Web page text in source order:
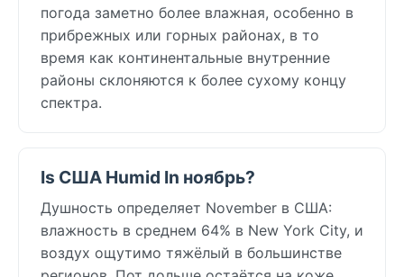
погода заметно более влажная, особенно в
прибрежных или горных районах, в то
время как континентальные внутренние
районы склоняются к более сухому концу
спектра.
Is США Humid In ноябрь?
Душность определяет November в США:
влажность в среднем 64% в New York City, и
воздух ощутимо тяжёлый в большинстве